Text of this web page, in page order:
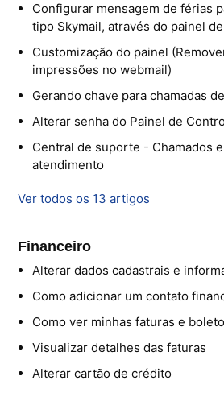
Configurar mensagem de férias
tipo Skymail, através do painel
Customização do painel
impressões no webmail)
Gerando chave para chamadas
Alterar senha do Painel de
Central de suporte - Chamados
atendimento
Ver todos os 13 artigos
Financeiro
Alterar dados cadastrais e
Como adicionar um contato
Como ver minhas faturas e
Visualizar detalhes das faturas
Alterar cartão de crédito